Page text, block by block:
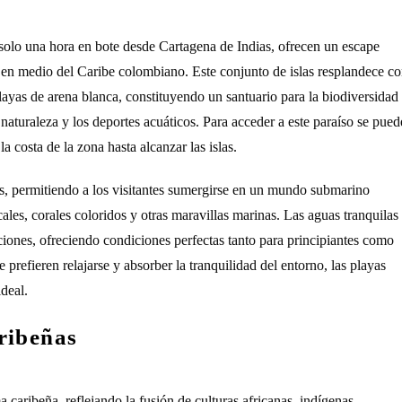
una hora en bote desde Cartagena de Indias, ofrecen un escape
medio del Caribe colombiano. Este conjunto de islas resplandece
de arena blanca, constituyendo un santuario para la biodiversidad
y los deportes acuáticos. Para acceder a este paraíso se
costa de la zona hasta alcanzar las islas.
permitiendo a los visitantes sumergirse en un mundo submarino
corales coloridos y otras maravillas marinas. Las aguas tranquilas
ofreciendo condiciones perfectas tanto para principiantes como
prefieren relajarse y absorber la tranquilidad del entorno, las playas